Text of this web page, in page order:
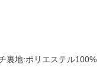
裏地:ポリエステル100%